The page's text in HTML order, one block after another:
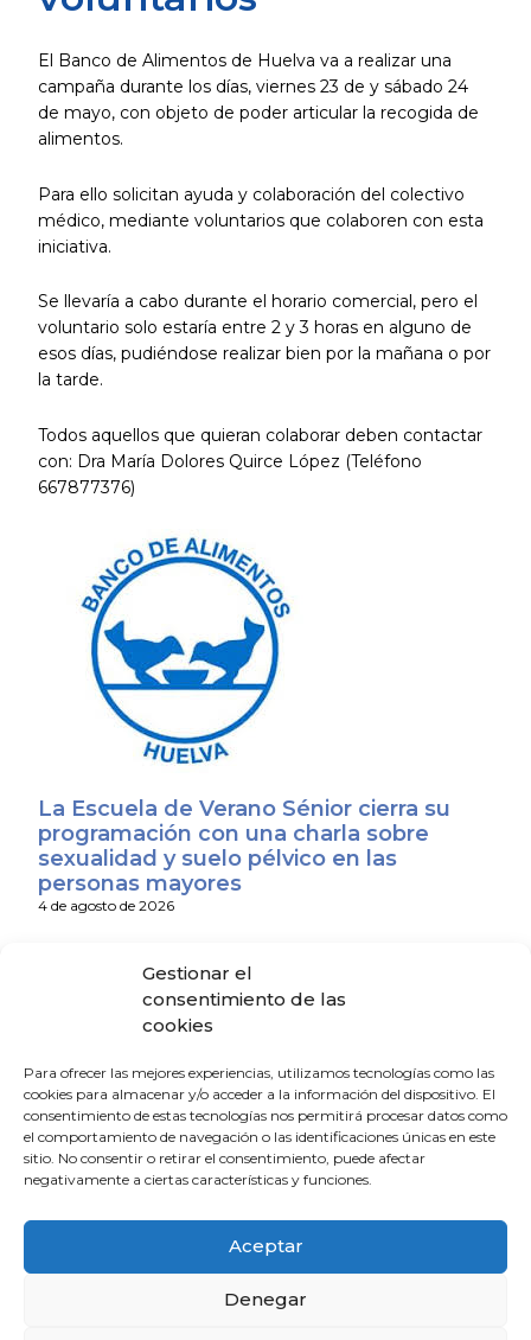
Gestionar el
consentimiento de las
cookies
Para ofrecer las mejores experiencias, utilizamos tecnologías como las
cookies para almacenar y/o acceder a la información del dispositivo. El
consentimiento de estas tecnologías nos permitirá procesar datos como
el comportamiento de navegación o las identificaciones únicas en este
sitio. No consentir o retirar el consentimiento, puede afectar
negativamente a ciertas características y funciones.
Aceptar
Denegar
El Banco de Alimentos de Huelva va a realizar una
campaña durante los días, viernes 23 de y sábado 24
de mayo, con objeto de poder articular la recogida de
alimentos.
Para ello solicitan ayuda y colaboración del colectivo
médico, mediante voluntarios que colaboren con esta
iniciativa.
Se llevaría a cabo durante el horario comercial, pero el
voluntario solo estaría entre 2 y 3 horas en alguno de
esos días, pudiéndose realizar bien por la mañana o por
la tarde.
Todos aquellos que quieran colaborar deben contactar
con: Dra María Dolores Quirce López (Teléfono
667877376)
La Escuela de Verano Sénior cierra su
programación con una charla sobre
sexualidad y suelo pélvico en las
personas mayores
4 de agosto de 2026
El Colegio de Médicos de Huelva y
Fundación Madre Coraje unen fuerzas
para promover una sociedad más
4 de agosto de 2026
El CACM respalda el acuerdo entre la
Junta y el Sindicato Médico Andaluz y